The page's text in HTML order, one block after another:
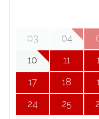
03
04
10
11
17
18
24
25